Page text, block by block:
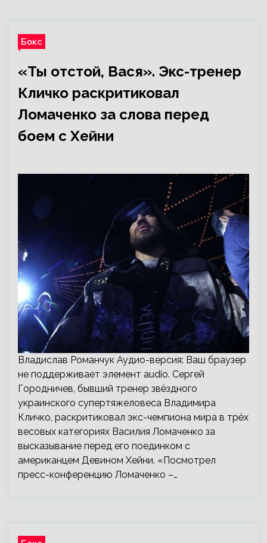
Бокс
«Ты отстой, Вася». Экс-тренер
Кличко раскритиковал
Ломаченко за слова перед
боем с Хейни
Владислав Романчук Аудио-версия: Ваш браузер
не поддерживает элемент audio. Сергей
Городничев, бывший тренер звёздного
украинского супертяжеловеса Владимира
Кличко, раскритиковал экс-чемпиона мира в трёх
весовых категориях Василия Ломаченко за
высказывание перед его поединком с
американцем Девином Хейни. «Посмотрел
пресс-конференцию Ломаченко –…